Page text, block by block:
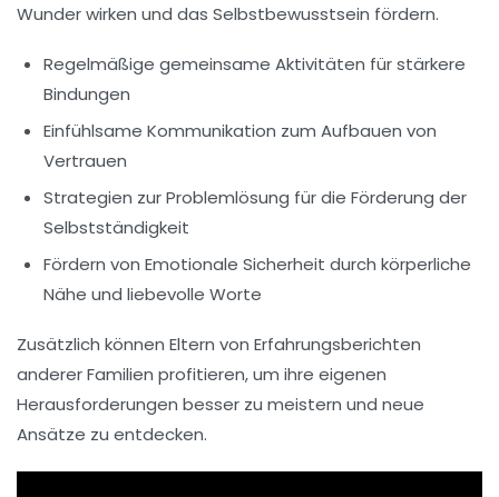
Wunder wirken und das Selbstbewusstsein fördern.
Regelmäßige gemeinsame Aktivitäten für stärkere
Bindungen
Einfühlsame Kommunikation zum Aufbauen von
Vertrauen
Strategien zurProblemlösung für die Förderung der
Selbstständigkeit
Fördern von Emotionale Sicherheit durch körperliche
Nähe und liebevolle Worte
Zusätzlich können Eltern von Erfahrungsberichten
anderer Familien profitieren, um ihre eigenen
Herausforderungen besser zu meistern und neue
Ansätze zu entdecken.